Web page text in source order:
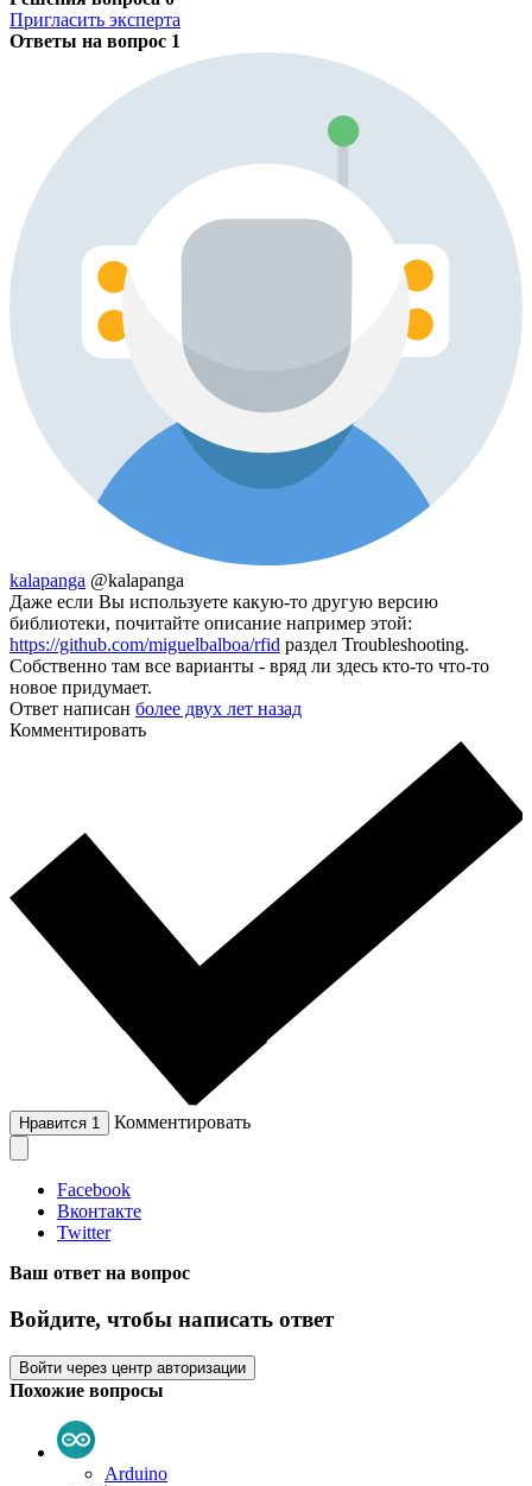
Пригласить эксперта
Ответы на вопрос 1
kalapanga @kalapanga
Даже если Вы используете какую-то другую версию
библиотеки, почитайте описание например этой:
https://github.com/miguelbalboa/rfid раздел Troubleshooting.
Собственно там все варианты - вряд ли здесь кто-то что-то
новое придумает.
Ответ написан более двух лет назад
Комментировать
Нравится 1 Комментировать
Facebook
Вконтакте
Twitter
Ваш ответ на вопрос
Войдите, чтобы написать ответ
Войти через центр авторизации
Похожие вопросы
Arduino